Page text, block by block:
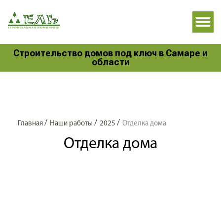
Строительство домов под ключ в Самаре и
области
Главная/ Наши работы/ 2025/ Отделка дома
Отделка дома